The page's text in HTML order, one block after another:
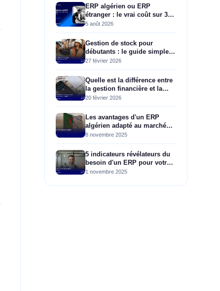
ERP algérien ou ERP
étranger : le vrai coût sur 3
ans
5 août 2026
Gestion de stock pour
débutants : le guide simple
pour les PME
27 février 2026
Quelle est la différence entre
la gestion financière et la
gestion comptable ?
20 février 2026
Les avantages d'un ERP
algérien adapté au marché
local
8 novembre 2025
5 indicateurs révélateurs du
besoin d'un ERP pour votre
entreprise algérienne
1 novembre 2025